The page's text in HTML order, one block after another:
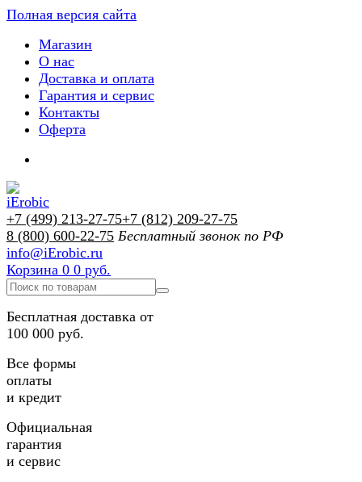
Полная версия сайта
Магазин
О нас
Доставка и оплата
Гарантия и сервис
Контакты
Оферта
+7 (499) 213-27-75+7 (812) 209-27-75
8 (800) 600-22-75 Бесплатный звонок по РФ
info@iErobic.ru
Корзина 0 0 руб.
Бесплатная доставка от
100 000 руб.
Все формы
оплаты
и кредит
Официальная
гарантия
и сервис